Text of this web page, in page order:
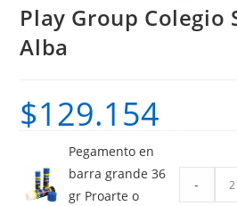
Play Group Colegio
Alba
$129.154
Pegamento en
barra grande 36
gr Proarte o
-